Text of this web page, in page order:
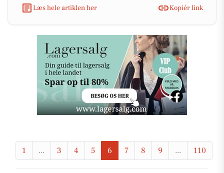
Læs hele artiklen her
Kopiér link
1 ... 3 4 5 6 7 8 9 ... 110